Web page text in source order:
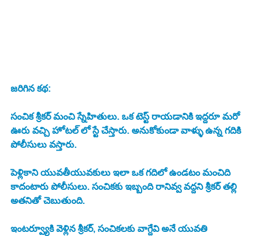
జరిగిన కథ:
సంచిక శ్రీకర్ మంచి స్నేహితులు. ఒక టెస్ట్ రాయడానికి ఇద్దరూ మరో
ఊరు వచ్చి హోటల్ లో స్టే చేస్తారు. అనుకోకుండా వాళ్ళు ఉన్న గదికి
పోలీసులు వస్తారు.
పెళ్లికాని యువతీయువకులు ఇలా ఒక గదిలో ఉండటం మంచిది
కాదంటారు పోలీసులు. సంచికకు ఇబ్బంది రానివ్వ వద్దని శ్రీకర్ తల్లి
అతనితో చెబుతుంది.
ఇంటర్వ్యూకి వెళ్లిన శ్రీకర్, సంచికలకు వాగ్దేవి అనే యువతి